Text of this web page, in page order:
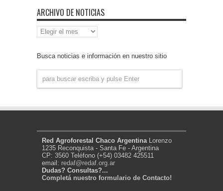
ARCHIVO DE NOTICIAS
Archivo
de
Busca noticias e información en nuestro sitio
Red Agroforestal Chaco ArgentinaLorenzo
1235 Reconquista - Santa Fe - Argentina
CP: 3560 Teléfono (+54) 03482 425511
email: redaf@redaf.org.ar
Dudas? Consultas?...
Completá nuestro formulario de Contacto!